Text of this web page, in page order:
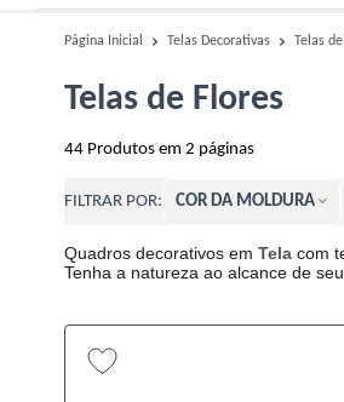
Página Inicial Telas Decorativas Telas
Telas de Flores
44 Produtos em 2 páginas
FILTRAR POR: COR DA MOLDURA
Quadros decorativos em Tela com
Tenha a natureza ao alcance de